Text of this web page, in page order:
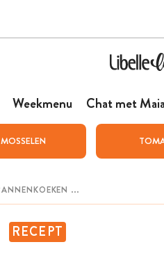
Weekmenu Chat met Maia
MOSSELEN
RECEPT